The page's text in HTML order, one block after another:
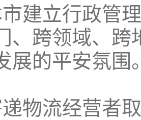
建立行政管
、跨领域、
展的平安氛围
物流经营者